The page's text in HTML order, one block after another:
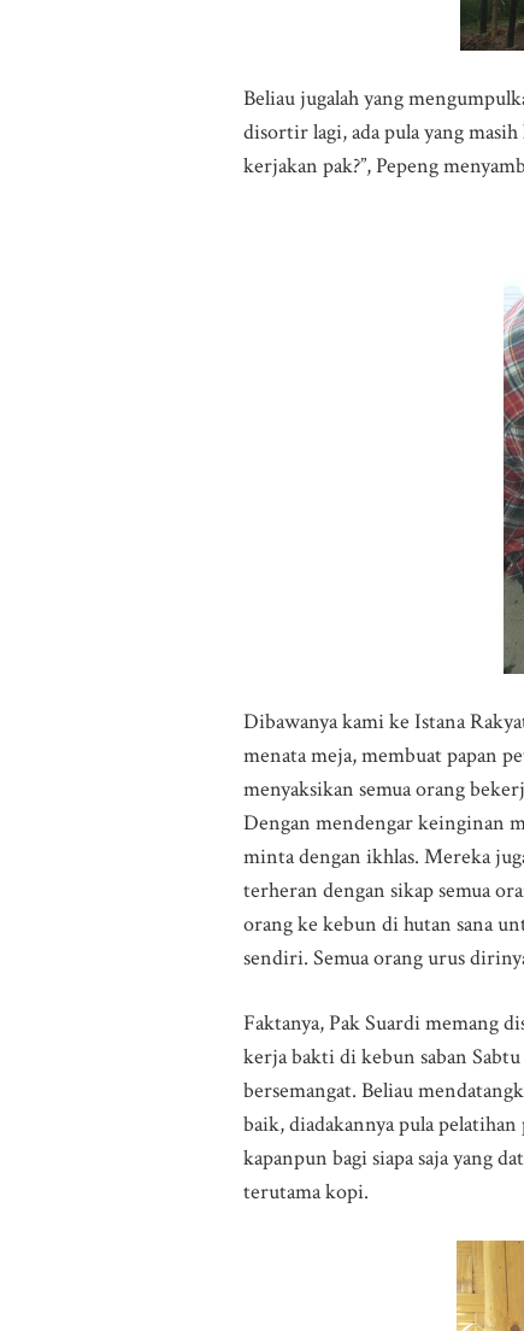
Beliau jugalah yang
disortir lagi, ada pula yang
kerjakan pak?”, Pepeng
Dibawanya kami ke Istana
menata meja, membuat papan
menyaksikan semua orang
Dengan mendengar keinginan
minta dengan ikhlas. Mereka
terheran dengan sikap semua
orang ke kebun di hutan sana
sendiri. Semua orang urus
Faktanya, Pak Suardi memang
kerja bakti di kebun saban
bersemangat. Beliau
baik, diadakannya pula
kapanpun bagi siapa saja yang
terutama kopi.